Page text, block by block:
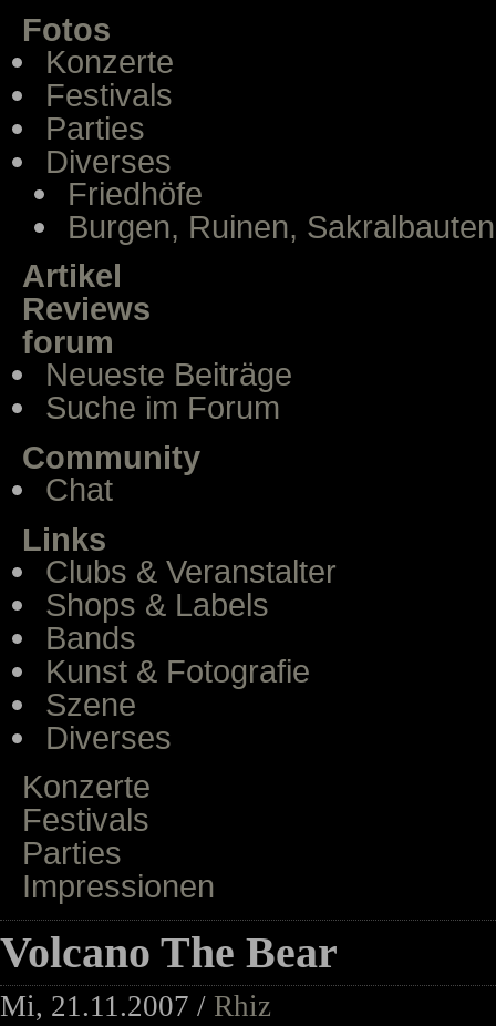
Fotos
Konzerte
Festivals
Parties
Diverses
Friedhöfe
Burgen, Ruinen, Sakralbauten
Artikel
Reviews
forum
Neueste Beiträge
Suche im Forum
Community
Chat
Links
Clubs & Veranstalter
Shops & Labels
Bands
Kunst & Fotografie
Szene
Diverses
Konzerte
Festivals
Parties
Impressionen
Volcano The Bear
Mi, 21.11.2007 / Rhiz